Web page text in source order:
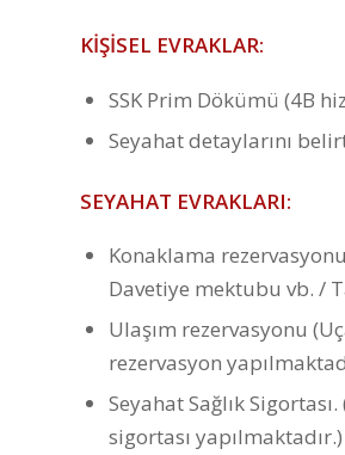
KİŞİSEL EVRAKLAR:
SSK Prim Dökümü (4B
Seyahat detaylarını
SEYAHAT EVRAKLARI:
Konaklama
Davetiye mektubu vb. /
Ulaşım rezervasyonu
rezervasyon
Seyahat Sağlık
sigortası yapılmaktadır.)